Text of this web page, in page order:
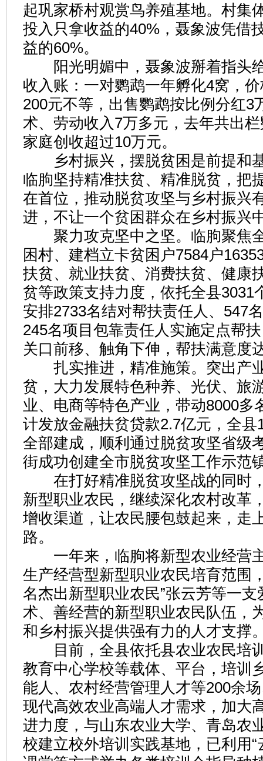
起巩家桥村观赏鸟养殖基地。村集
投入只拿收益的40%，聂象波凭借
益的60%。
阳光明媚中，聂象波掰着指头
收入账：一对鹦鹉一年孵化4窝，
200元不等，出售鹦鹉按比例分红3
术、劳动收入7万多元，去年共出
家庭创收超过10万元。
乡村振兴，摆脱贫困是前提和
临朐坚持精准扶贫、精准脱贫，把
在首位，推动脱贫攻坚与乡村振兴
进，不让一个贫困群众在乡村振兴
聚力攻克坚中之坚。临朐聚焦
困村、建档立卡贫困户7584户
扶贫、就业扶贫、消费扶贫、健康
贫等政策支持力度，依托全县3031
安排2733名结对帮扶责任人、547
245名项目包靠责任人实施定点帮
关口前移、触角下伸，帮扶满意度
扎实推进，精准施策。突出产
贫，大力发展特色种养、光伏、旅
业、电商等特色产业，带动8000多
计发放金融扶贫贷款2.7亿元，全县
全部建成，顺利通过脱贫攻坚省级
街成功创建全市脱贫攻坚工作示范
在打好精准脱贫攻坚战的同时
新型职业农民，继续深化农村改革
增收渠道，让农民腰包鼓起来，走
路。
一年来，临朐将新型农业经营
生产经营型新型职业农民培育范围
名杰出新型职业农民”张云芳等一支
术、善经营的新型职业农民队伍，
和乡村振兴提供强有力的人才支撑
目前，全县依托县农业农民培
教育中心学校等载体、平台，培训
能人、农村经营管理人才等200余
现代高效农业高端人才需求，加大
进力度，与山东农业大学、青岛农
校建立校外培训实践基地，已利用“